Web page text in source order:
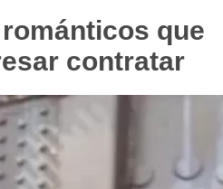
que
contratar